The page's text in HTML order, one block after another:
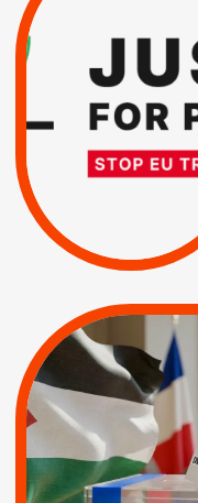
SUSPENSION
TOTALE DE
L’ACCORD
D’ASSOCIATION UE-
ISRAËL
| Pétitions
MUNICIPALES 2026 :
JE VOTE POUR LE
RESPECT DU DROIT
INTERNATIONAL EN
PALESTINE
APPELS | Actus |